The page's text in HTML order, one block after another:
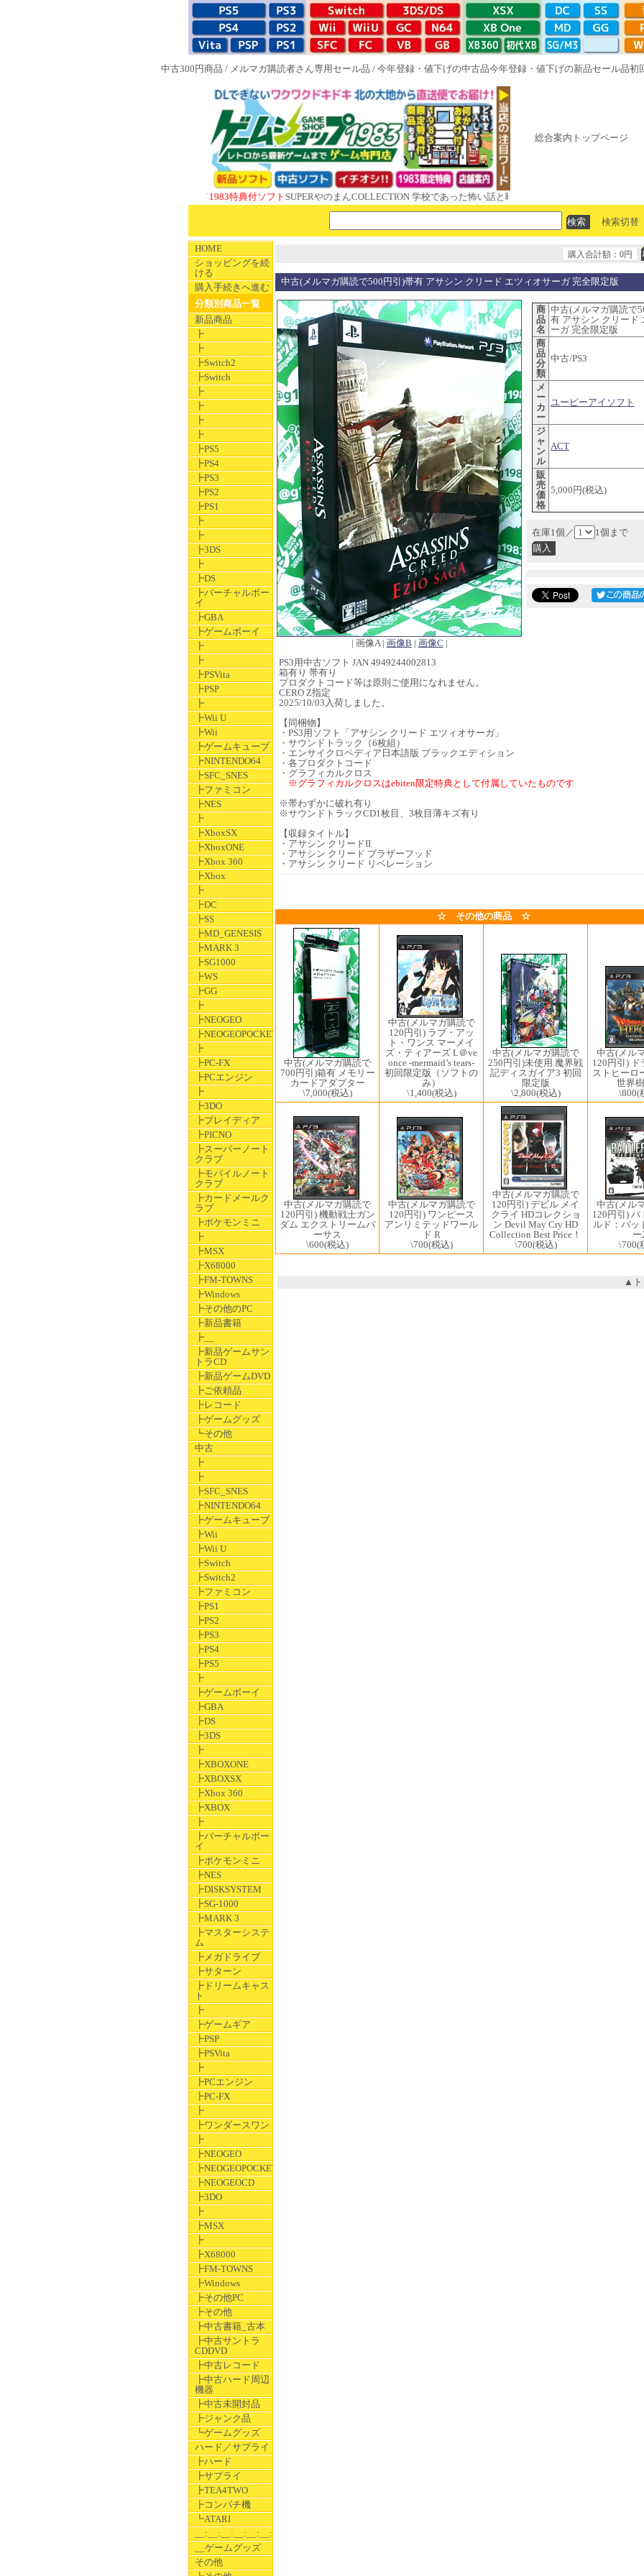
中古300円商品 / メルマガ購読者さん専用セール品 / 今年登録・値下げの中古品今年登録・値下げの新品セール品初
総合案内トップページ
NEW 1983特典付ソフトSUPERやのまんCOLLECTION 学校であった怖い話と晦󠄀つきこもり ルート16R やがて散り
検索切替
HOME
ショッピングを続
ける
購入手続きへ進む
分類別商品一覧
新品商品
┣
┣
┣Switch2
┣Switch
┣
┣
┣
┣
┣PS5
┣PS4
┣PS3
┣PS2
┣PS1
┣
┣
┣3DS
┣
┣DS
┣バーチャルボー
イ
┣GBA
┣ゲームボーイ
┣
┣
┣PSVita
┣PSP
┣
┣Wii U
┣Wii
┣ゲームキューブ
┣NINTENDO64
┣SFC_SNES
┣ファミコン
┣NES
┣
┣XboxSX
┣XboxONE
┣Xbox 360
┣Xbox
┣
┣DC
┣SS
┣MD_GENESIS
┣MARK 3
┣SG1000
┣WS
┣GG
┣
┣NEOGEO
┣NEOGEOPOCKET
┣
┣PC-FX
┣PCエンジン
┣
┣3DO
┣プレイディア
┣PICNO
┣スーパーノート
クラブ
┣モバイルノート
クラブ
┣カードメールク
ラブ
┣ポケモンミニ
┣
┣MSX
┣X68000
┣FM-TOWNS
┣Windows
┣その他のPC
┣新品書籍
┣__
┣新品ゲームサン
トラCD
┣新品ゲームDVD
┣ご依頼品
┣レコード
┣ゲームグッズ
┗その他
中古
┣
┣
┣SFC_SNES
┣NINTENDO64
┣ゲームキューブ
┣Wii
┣Wii U
┣Switch
┣Switch2
┣ファミコン
┣PS1
┣PS2
┣PS3
┣PS4
┣PS5
┣
┣ゲームボーイ
┣GBA
┣DS
┣3DS
┣
┣XBOXONE
┣XBOXSX
┣Xbox 360
┣XBOX
┣
┣バーチャルボー
イ
┣ポケモンミニ
┣NES
┣DISKSYSTEM
┣SG-1000
┣MARK 3
┣マスターシステ
ム
┣メガドライブ
┣サターン
┣ドリームキャス
ト
┣
┣ゲームギア
┣PSP
┣PSVita
┣
┣PCエンジン
┣PC-FX
┣
┣ワンダースワン
┣
┣NEOGEO
┣NEOGEOPOCKET
┣NEOGEOCD
┣3DO
┣
┣MSX
┣
┣X68000
┣FM-TOWNS
┣Windows
┣その他PC
┣その他
┣中古書籍_古本
┣中古サントラ
CDDVD
┣中古レコード
┣中古ハード周辺
機器
┣中古未開封品
┣ジャンク品
┗ゲームグッズ
ハード／サプライ
┣ハード
┣サプライ
┣TEA4TWO
┣コンパチ機
┗ATARI
__:__:__:__:__:__:__
__ゲームグッズ
その他
購入合計額：0円
中古(メルマガ購読で500円引)帯有 アサシン クリード エツィオサーガ 完全限定版
| 画像A | 画像B | 画像C |
商
品
名
中古(メルマガ購読で
有 アサシン クリード
ーガ 完全限定版
商
品
分
類
中古/PS3
メ
ー
カ
ー
ユービーアイソフト
ジ
ャ
ン
ル
ACT
販
売
価
格
5,000円(税込)
在庫1個／ 1個まで
PS3用中古ソフト JAN 4949244002813
箱有り 帯有り
プロダクトコード等は原則ご使用になれません。
CERO Z指定
2025/10/03入荷しました。
【同梱物】
・PS3用ソフト「アサシン クリード エツィオサーガ」
・サウンドトラック（6枚組）
・エンサイクロペディア日本語版 ブラックエディション
・各プロダクトコード
・グラフィカルクロス
※グラフィカルクロスはebiten限定特典として付属していたものです
※帯わずかに破れ有り
※サウンドトラックCD1枚目、3枚目薄キズ有り
【収録タイトル】
・アサシン クリードII
・アサシン クリード ブラザーフッド
・アサシン クリード リベレーション
☆ その他の商品 ☆
中古(メルマガ購読で
700円引)箱有 メモリー
カードアダプター
\7,000(税込)
中古(メルマガ購読で
120円引) ラブ・アッ
ト・ワンス マーメイ
ズ・ティアーズ L＠ve
once -mermaid’s tears-
初回限定版（ソフトの
み）
\1,400(税込)
中古(メルマガ購読で
250円引)未使用 魔界戦
記ディスガイア3 初回
限定版
\2,800(税込)
中古(メル
120円引) ド
ストヒーロ
世界
\800(
中古(メルマガ購読で
120円引) 機動戦士ガン
ダム エクストリームバ
ーサス
\600(税込)
中古(メルマガ購読で
120円引) ワンピース
アンリミテッドワール
ド R
\700(税込)
中古(メルマガ購読で
120円引) デビル メイ
クライ HDコレクショ
ン Devil May Cry HD
Collection Best Price！
\700(税込)
中古(メル
120円引) バ
ルド：バッ
ー
\700(
▲ト